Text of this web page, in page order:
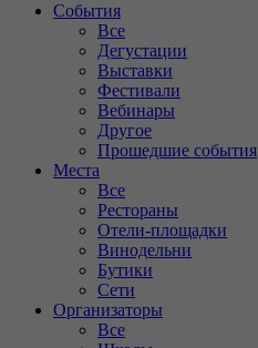
События
Все
Дегустации
Выставки
Фестивали
Вебинары
Другое
Прошедшие события
Места
Все
Рестораны
Отели-площадки
Винодельни
Бутики
Сети
Организаторы
Все